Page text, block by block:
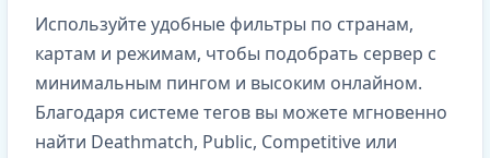
Используйте удобные фильтры по странам,
картам и режимам, чтобы подобрать сервер с
минимальным пингом и высоким онлайном.
Благодаря системе тегов вы можете мгновенно
найти Deathmatch, Public, Competitive или